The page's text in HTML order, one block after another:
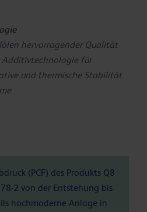
hervorragender Qualität
Additivtechnologie für
und thermische Stabilität
(PCF) des Produkts Q8
2 von der Entstehung bis
hochmoderne Anlage in